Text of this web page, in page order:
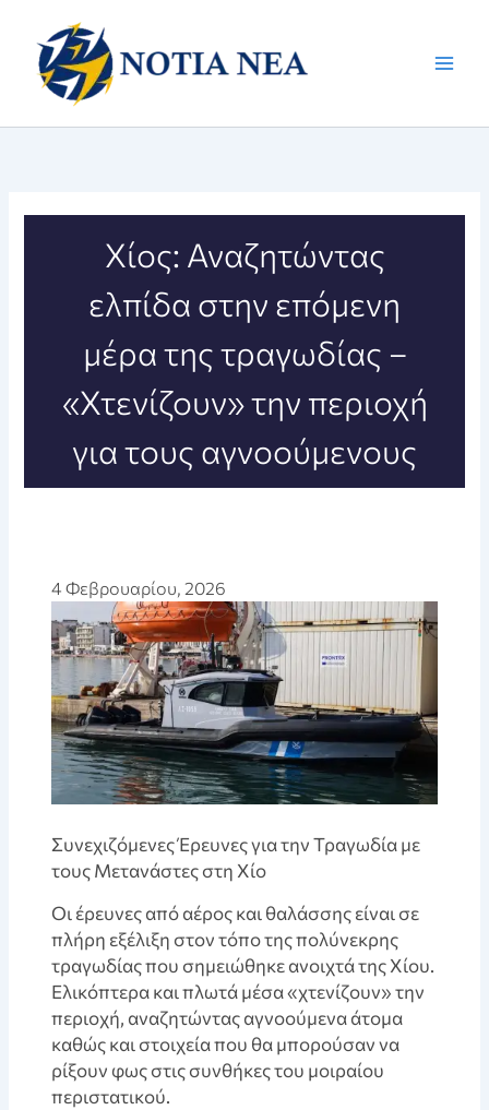
περιεχόμενο
Χίος: Αναζητώντας
ελπίδα στην επόμενη
μέρα της τραγωδίας –
«Χτενίζουν» την περιοχή
για τους αγνοούμενους
4 Φεβρουαρίου, 2026
Συνεχιζόμενες Έρευνες για την Τραγωδία με
τους Μετανάστες στη Χίο
Οι έρευνες από αέρος και θαλάσσης είναι σε
πλήρη εξέλιξη στον τόπο της πολύνεκρης
τραγωδίας που σημειώθηκε ανοιχτά της Χίου.
Ελικόπτερα και πλωτά μέσα «χτενίζουν» την
περιοχή, αναζητώντας αγνοούμενα άτομα
καθώς και στοιχεία που θα μπορούσαν να
ρίξουν φως στις συνθήκες του μοιραίου
περιστατικού.